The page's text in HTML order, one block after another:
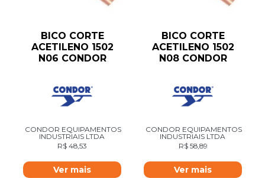
BICO CORTE
ACETILENO 1502
N06 CONDOR
CONDOR EQUIPAMENTOS
INDUSTRIAIS LTDA
R$ 48,53
Ver mais
BICO CORTE
ACETILENO 1502
N08 CONDOR
CONDOR EQUIPAMENTOS
INDUSTRIAIS LTDA
R$58,89
Ver mais